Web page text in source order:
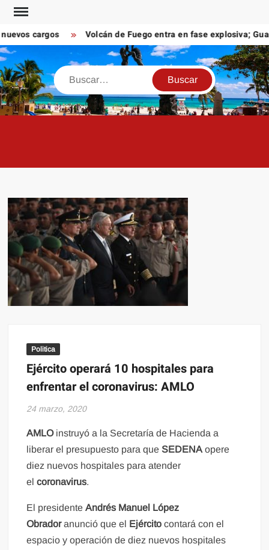
Saltar
contenido
cargos Volcán de Fuego entra en fase explosiva;
Buscar
Politica
Ejército operará 10 hospitales para
enfrentar el coronavirus: AMLO
24 marzo, 2020
AMLO instruyó a la Secretaría de Hacienda a
liberar el presupuesto para que SEDENA opere
diez nuevos hospitales para atender
elcoronavirus.
El presidente Andrés Manuel López
Obradoranunció que el Ejércitocontará con el
espacio y operación de diez nuevos hospitales